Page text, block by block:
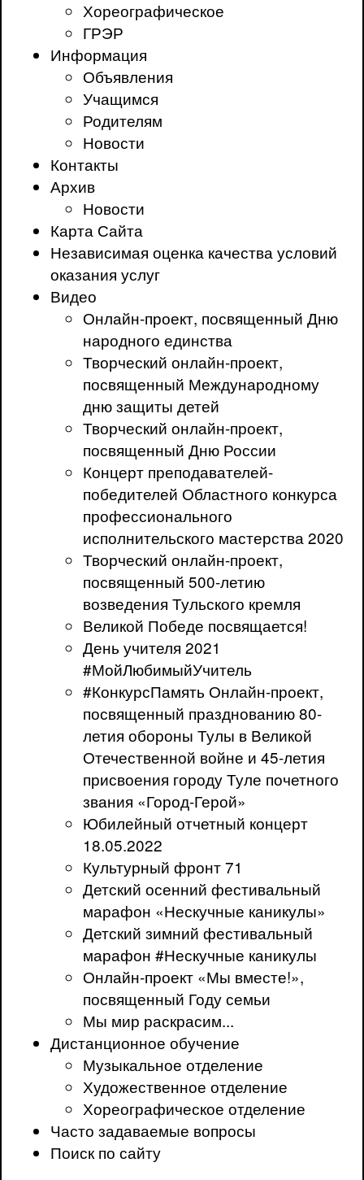
Хореографическое
ГРЭР
Информация
Объявления
Учащимся
Родителям
Новости
Контакты
Архив
Новости
Карта Сайта
Независимая оценка качества условий
оказания услуг
Видео
Онлайн-проект, посвященный Дню
народного единства
Творческий онлайн-проект,
посвященный Международному
дню защиты детей
Творческий онлайн-проект,
посвященный Дню России
Концерт преподавателей-
победителей Областного конкурса
профессионального
исполнительского мастерства 2020
Творческий онлайн-проект,
посвященный 500-летию
возведения Тульского кремля
Великой Победе посвящается!
День учителя 2021
#МойЛюбимыйУчитель
#КонкурсПамять Онлайн-проект,
посвященный празднованию 80-
летия обороны Тулы в Великой
Отечественной войне и 45-летия
присвоения городу Туле почетного
звания «Город-Герой»
Юбилейный отчетный концерт
18.05.2022
Культурный фронт 71
Детский осенний фестивальный
марафон «Нескучные каникулы»
Детский зимний фестивальный
марафон #Нескучные каникулы
Онлайн-проект «Мы вместе!»,
посвященный Году семьи
Мы мир раскрасим...
Дистанционное обучение
Музыкальное отделение
Художественное отделение
Хореографическое отделение
Часто задаваемые вопросы
Поиск по сайту